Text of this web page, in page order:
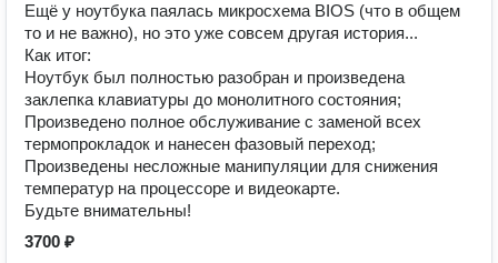
Ещё у ноутбука паялась микросхема BIOS (что в общем
то и не важно), но это уже совсем другая история...
Как итог:
Ноутбук был полностью разобран и произведена
заклепка клавиатуры до монолитного состояния;
Произведено полное обслуживание с заменой всех
термопрокладок и нанесен фазовый переход;
Произведены несложные манипуляции для снижения
температур на процессоре и видеокарте.
Будьте внимательны!
3700 ₽